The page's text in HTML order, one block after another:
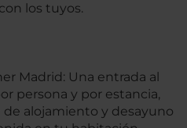
los tuyos.
Madrid: Una entrada al
persona y por estancia,
alojamiento y desayuno